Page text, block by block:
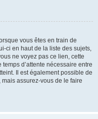
vous êtes en train de
ci en haut de la liste des sujets,
ne voyez pas ce lien, cette
d’attente nécessaire entre
Il est également possible de
assurez-vous de le faire